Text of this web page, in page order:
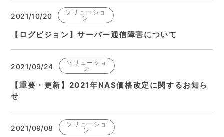
2021/10/20
ソリューショ
ン
【ログビジョン】サーバー通信障害について
2021/09/24
ソリューショ
ン
【重要・更新】2021年NAS価格改定に関するお知ら
せ
2021/09/08
ソリューショ
ン